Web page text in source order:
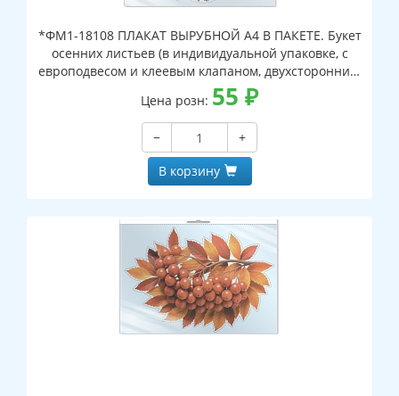
*ФМ1-18108 ПЛАКАТ ВЫРУБНОЙ А4 В ПАКЕТЕ. Букет
осенних листьев (в индивидуальной упаковке, с
европодвесом и клеевым клапаном, двухсторонний,
ВД-лак)
Цена розн: 55 ₽
−
+
В корзину